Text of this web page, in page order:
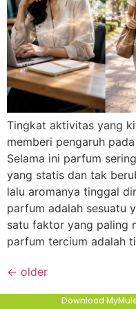
Tingkat aktivitas yang
memberi pengaruh
Selama ini parfum
yang statis dan tak
lalu aromanya tinggal
parfum adalah sesuatu
satu faktor yang paling
parfum tercium adalah
← older
Download